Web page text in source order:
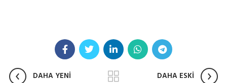
DAHA YENİ DAHA ESKİ